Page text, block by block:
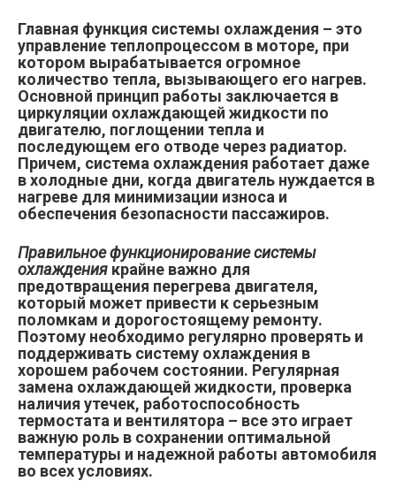
Главная функция системы охлаждения – это
управление теплопроцессом в моторе, при
котором вырабатывается огромное
количество тепла, вызывающего его нагрев.
Основной принцип работы заключается в
циркуляции охлаждающей жидкости по
двигателю, поглощении тепла и
последующем его отводе через радиатор.
Причем, система охлаждения работает даже
в холодные дни, когда двигатель нуждается в
нагреве для минимизации износа и
обеспечения безопасности пассажиров.
Правильное функционирование системы
охлаждения крайне важно для
предотвращения перегрева двигателя,
который может привести к серьезным
поломкам и дорогостоящему ремонту.
Поэтому необходимо регулярно проверять и
поддерживать систему охлаждения в
хорошем рабочем состоянии. Регулярная
замена охлаждающей жидкости, проверка
наличия утечек, работоспособность
термостата и вентилятора – все это играет
важную роль в сохранении оптимальной
температуры и надежной работы автомобиля
во всех условиях.